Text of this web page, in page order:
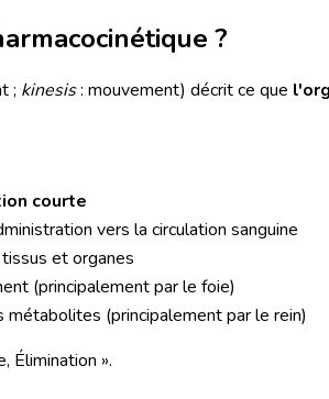
?
; kinesis: mouvement) décrit ce que
courte
vers la circulation sanguine
et organes
(principalement par le foie)
(principalement par le rein)
Élimination ».